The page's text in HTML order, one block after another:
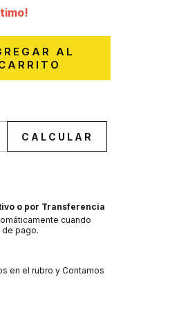
CALCULAR
o por Transferencia
cuando
pago.
en el rubro y Contamos